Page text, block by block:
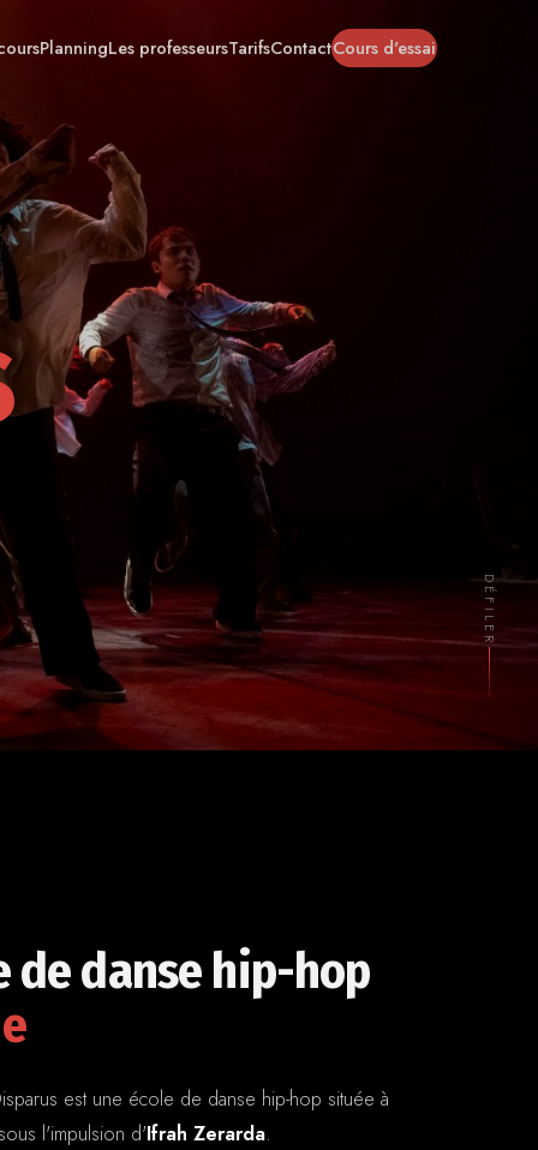
PlanningLes professeursTarifsContactCours d'essai
DÉFILER
de danse hip-hop
est une école de danse hip-hop située à
l'impulsion d'Ifrah Zerarda.